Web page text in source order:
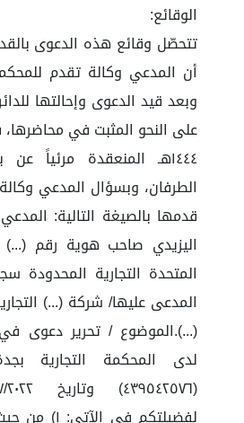
الوقائع:
تتحصّل وقائع هذه الدعوى
أن المدعي وكالة تقدم
وبعد قيد الدعوى وإحالتها
١٤٤٤هـ المنعقدة مرئياً
الطرفان، وبسؤال المدعي
قدمها بالصيغة التالية:
اليزيدي صاحب هوية رقم
المتحدة التجارية المحدودة
المدعى عليها/ شركة (...)
(...).الموضوع / تحرير دعوى
لدى المحكمة التجارية
لفضيلتكم في